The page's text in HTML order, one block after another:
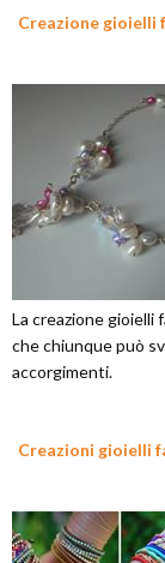
Creazione gioielli
La creazione
che chiunque può
accorgimenti.
Creazioni gioielli